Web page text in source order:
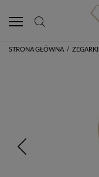
STRONA GŁÓWNA / ZEGARKI